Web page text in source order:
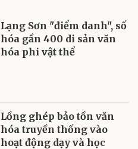
Lạng Sơn "điểm danh", số
hóa gần 400 di sản văn
hóa phi vật thể
Lồng ghép bảo tồn văn
hóa truyền thống vào
hoạt động dạy và học